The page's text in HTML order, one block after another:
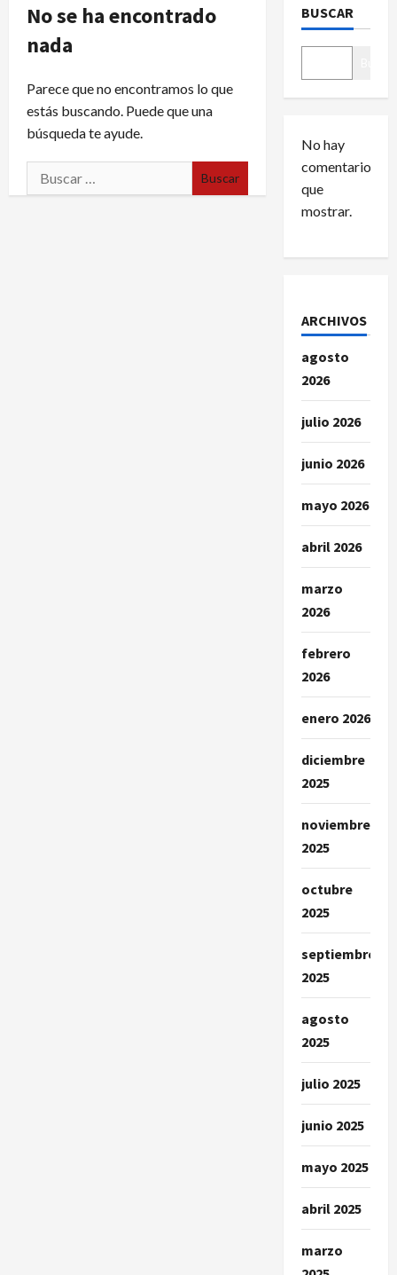
No se ha encontrado
nada
Parece que no encontramos lo que
estás buscando. Puede que una
búsqueda te ayude.
Buscar:
BUSCAR
No hay
comentarios
que
mostrar.
ARCHIVOS
agosto
2026
julio 2026
junio 2026
mayo 2026
abril 2026
marzo
2026
febrero
2026
enero 2026
diciembre
2025
noviembre
2025
octubre
2025
septiembre
2025
agosto
2025
julio 2025
junio 2025
mayo 2025
abril 2025
marzo